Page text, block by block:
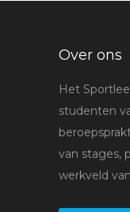
Over ons
Het
studenten
van stages,
werkveld